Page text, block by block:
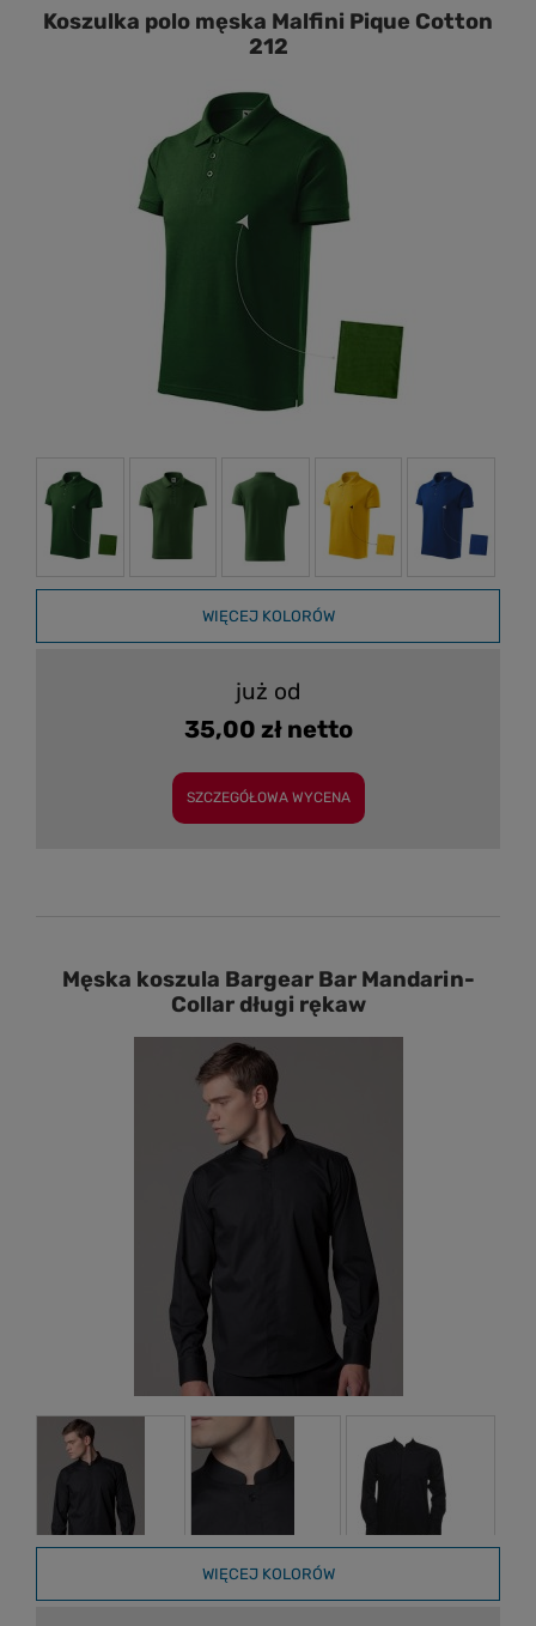
Koszulka polo męska Malfini Pique Cotton
212
WIĘCEJ KOLORÓW
już od
35,00 zł netto
SZCZEGÓŁOWA WYCENA
Męska koszula Bargear Bar Mandarin-
Collar długi rękaw
WIĘCEJ KOLORÓW